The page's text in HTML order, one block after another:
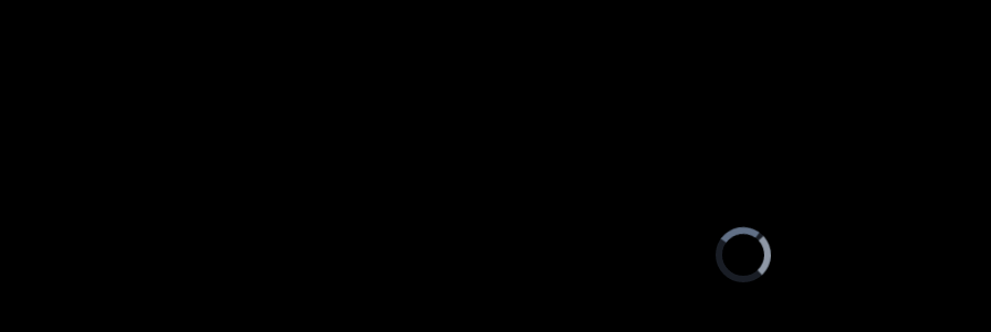
Video
Player
is
loading.